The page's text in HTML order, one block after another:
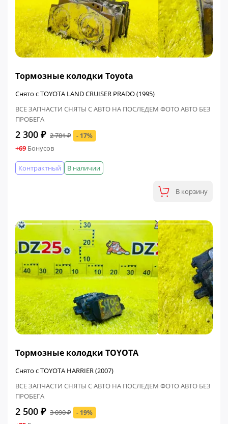
Тормозные колодки Toyota
Снято с TOYOTA LAND CRUISER PRADO (1995)
ВСЕ ЗАПЧАСТИ СНЯТЫ С АВТО НА ПОСЛЕДЕМ ФОТО АВТО БЕЗ
ПРОБЕГА
2 300 ₽ 2 781 ₽ - 17%
+69 Бонусов
В наличии
Контрактный
В корзину
Тормозные колодки TOYOTA
Снято с TOYOTA HARRIER (2007)
ВСЕ ЗАПЧАСТИ СНЯТЫ С АВТО НА ПОСЛЕДЕМ ФОТО АВТО БЕЗ
ПРОБЕГА
2 500 ₽ 3 090 ₽ - 19%